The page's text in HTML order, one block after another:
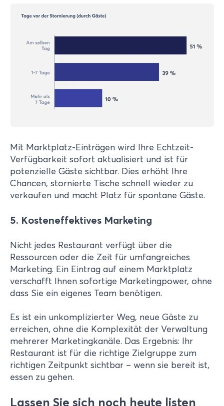
Mit Marktplatz-Einträgen wird Ihre Echtzeit-
Verfügbarkeit sofort aktualisiert und ist für
potenzielle Gäste sichtbar. Dies erhöht Ihre
Chancen, stornierte Tische schnell wieder zu
verkaufen und macht Platz für spontane Gäste.
5. Kosteneffektives Marketing
Nicht jedes Restaurant verfügt über die
Ressourcen oder die Zeit für umfangreiches
Marketing. Ein Eintrag auf einem Marktplatz
verschafft Ihnen sofortige Marketingpower, ohne
dass Sie ein eigenes Team benötigen.
Es ist ein unkomplizierter Weg, neue Gäste zu
erreichen, ohne die Komplexität der Verwaltung
mehrerer Marketingkanäle. Das Ergebnis: Ihr
Restaurant ist für die richtige Zielgruppe zum
richtigen Zeitpunkt sichtbar – wenn sie bereit ist,
essen zu gehen.
Lassen Sie sich noch heute listen